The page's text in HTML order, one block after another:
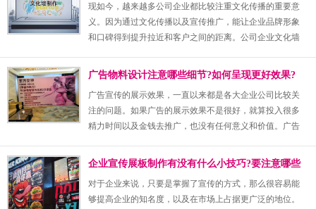
现如今，越来越多公司企业都比较注重文化传播的重要意
义。因为通过文化传播以及宣传推广，能让企业品牌形象
和口碑得到提升拉近和客户之间的距离。公司企业文化墙
响。
广告物料设计注意哪些细节?如何呈现更好效果?
广告宣传的展示效果，一直以来都是各大企业公司比较关
注的问题。如果广告的展示效果不是很好，就算投入很多
精力时间以及金钱去推广，也没有任何意义和价值。广告
企业宣传展板制作有没有什么小技巧?要注意哪些
事项呢?
对于企业来说，只要是掌握了宣传的方式，那么很容易能
够提高企业的知名度，以及在市场上占据更广泛的地位。